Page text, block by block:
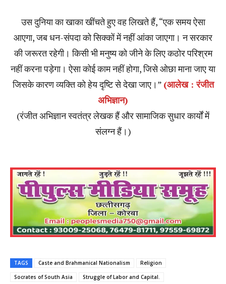
उस दुनिया का खाका खींचते हुए वह लिखते हैं, “एक समय ऐसा
आएगा, जब धन-संपदा को सिक्कों में नहीं आंका जाएगा। न सरकार
की जरूरत रहेगी। किसी भी मनुष्य को जीने के लिए कठोर परिश्रम
नहीं करना पड़ेगा। ऐसा कोई काम नहीं होगा, जिसे ओछा माना जाए या
जिसके कारण व्यक्ति को हेय दृष्टि से देखा जाए।” (आलेख : रंजीत
अभिज्ञान)
(रंजीत अभिज्ञान स्वतंत्र लेखक हैं और सामाजिक सुधार कार्यों में
संलग्न हैं।)
TAGS Caste and Brahmanical Nationalism
Religion
Socrates of South Asia
Struggle of Labor and Capital.